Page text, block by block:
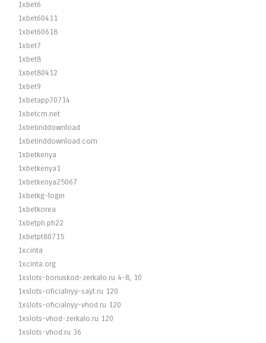
1xbet6
1xbet60411
1xbet60618
1xbet7
1xbet8
1xbet80412
1xbet9
1xbetapp70714
1xbetcm.net
1xbetinddownload
1xbetinddownload.com
1xbetkenya
1xbetkenya1
1xbetkenya25067
1xbetkg-login
1xbetkorea
1xbetph.ph22
1xbetpt80715
1xcinta
1xcinta.org
1xslots-bonuskod-zerkalo.ru 4-8, 10
1xslots-oficialnyy-sayt.ru 120
1xslots-oficialnyy-vhod.ru 120
1xslots-vhod-zerkalo.ru 120
1xslots-vhod.ru 36